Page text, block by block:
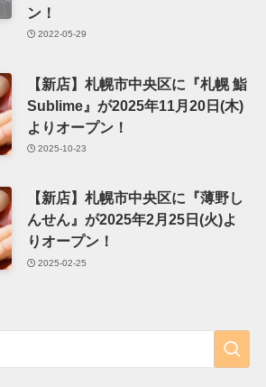
ン！
2022-05-29
【新店】札幌市中央区に『札幌 鮨
Sublime』が2025年11月20日(木)
よりオープン！
2025-10-23
【新店】札幌市中央区に『薄野し
んせん』が2025年2月25日(火)よ
りオープン！
2025-02-25